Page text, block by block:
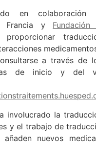
en
Francia y Fundación
proporcionar
a través de
de inicio y del
involucrado la
y el trabajo de
nuevos